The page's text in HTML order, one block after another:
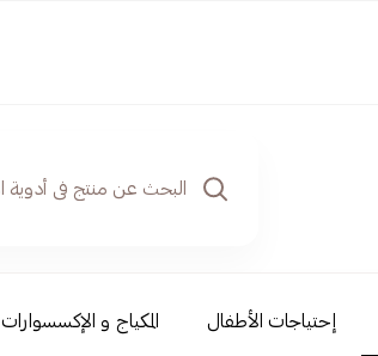
إحتياجات الأطفال المكياج و الإكسسوارات